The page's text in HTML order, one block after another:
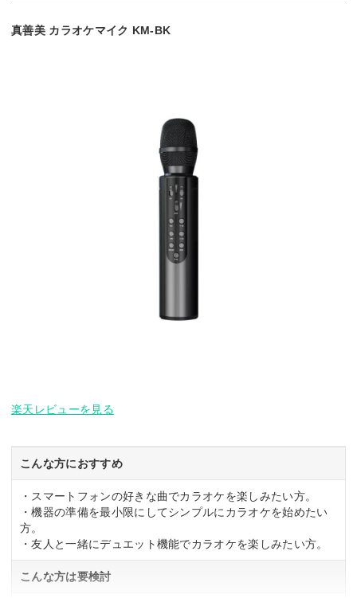
真善美 カラオケマイク KM-BK
楽天レビューを見る
こんな方におすすめ
・スマートフォンの好きな曲でカラオケを楽しみたい方。
・機器の準備を最小限にしてシンプルにカラオケを始めたい
方。
・友人と一緒にデュエット機能でカラオケを楽しみたい方。
こんな方は要検討